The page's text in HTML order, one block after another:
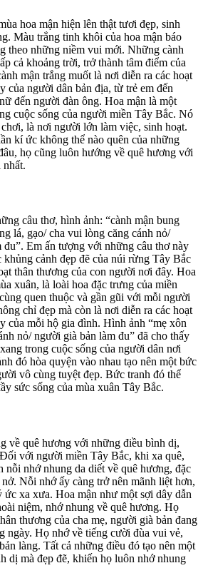
hoa mận hiện lên thật tươi đẹp, sinh
Màu trắng tinh khôi của hoa mận báo
theo những niềm vui mới. Những cành
cả khoảng trời, trở thành tâm điểm của
mận trắng muốt là nơi diễn ra các hoạt
của người dân bản địa, từ trẻ em đến
đến người đàn ông. Hoa mận là một
cuộc sống của người miền Tây Bắc. Nó
là nơi người lớn làm việc, sinh hoạt.
kí ức không thể nào quên của những
họ cũng luôn hướng về quê hương với
câu thơ, hình ảnh: “cành mận bung
lá, gạo/ cha vui lòng căng cánh nỏ/
Em ấn tượng với những câu thơ này
cảnh đẹp đẽ của núi rừng Tây Bắc
thân thương của con người nơi đây. Hoa
xuân, là loài hoa đặc trưng của miền
quen thuộc và gần gũi với mỗi người
chỉ đẹp mà còn là nơi diễn ra các hoạt
của mỗi hộ gia đình. Hình ảnh “mẹ xôn
nỏ/ người già bản làm đu” đã cho thấy
trong cuộc sống của người dân nơi
đó hòa quyện vào nhau tạo nên một bức
vô cùng tuyệt đẹp. Bức tranh đó thể
sức sống của mùa xuân Tây Bắc.
về quê hương với những điều bình dị,
với người miền Tây Bắc, khi xa quê,
nỗi nhớ nhung da diết về quê hương, đặc
Nỗi nhớ ấy càng trở nên mãnh liệt hơn,
xa xưa. Hoa mận như một sợi dây dẫn
niệm, nhớ nhung về quê hương. Họ
thương của cha mẹ, người già bản đang
ngày. Họ nhớ về tiếng cười đùa vui vẻ,
làng. Tất cả những điều đó tạo nên một
dị mà đẹp đẽ, khiến họ luôn nhớ nhung